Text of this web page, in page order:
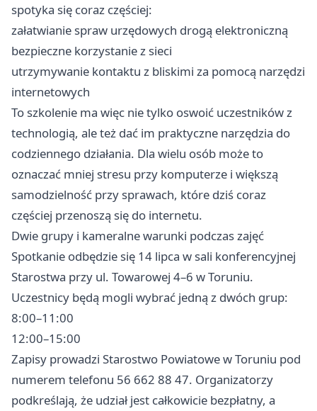
spotyka się coraz częściej:
załatwianie spraw urzędowych drogą elektroniczną
bezpieczne korzystanie z sieci
utrzymywanie kontaktu z bliskimi za pomocą narzędzi
internetowych
To szkolenie ma więc nie tylko oswoić uczestników z
technologią, ale też dać im praktyczne narzędzia do
codziennego działania. Dla wielu osób może to
oznaczać mniej stresu przy komputerze i większą
samodzielność przy sprawach, które dziś coraz
częściej przenoszą się do internetu.
Dwie grupy i kameralne warunki podczas zajęć
Spotkanie odbędzie się 14 lipca w sali konferencyjnej
Starostwa przy ul. Towarowej 4–6 w Toruniu.
Uczestnicy będą mogli wybrać jedną z dwóch grup:
8:00–11:00
12:00–15:00
Zapisy prowadzi Starostwo Powiatowe w Toruniu pod
numerem telefonu 56 662 88 47. Organizatorzy
podkreślają, że udział jest całkowicie bezpłatny, a